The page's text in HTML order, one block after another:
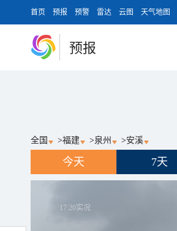
首页 预报 预警 雷达 云图 天气地图
预报
全国 >福建 >泉州 >安溪
今天 7天
17:20实况